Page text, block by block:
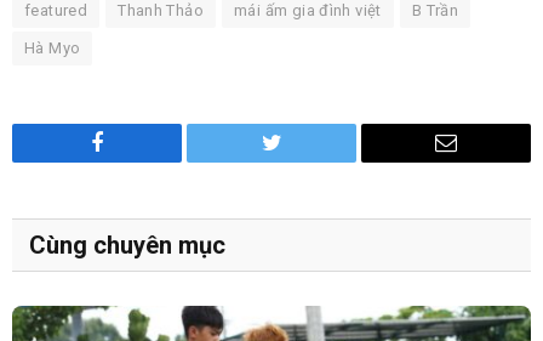
featured Thanh Thảo mái ấm gia đình việt B Trần
Hà Myo
Facebook Twitter Email
Cùng chuyên mục